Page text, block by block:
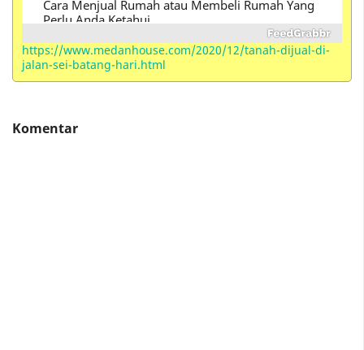
Perbedaan Istilah Kondotel , Hotel, Hostel ,
Motel, Losmen, Homestay, Resort, Guest House,
Villa, Suite, Inn dan Serviced Apartements
https://www.medanhouse.com/2020/12/tanah-dijual-di-
jalan-sei-batang-hari.html
Komentar